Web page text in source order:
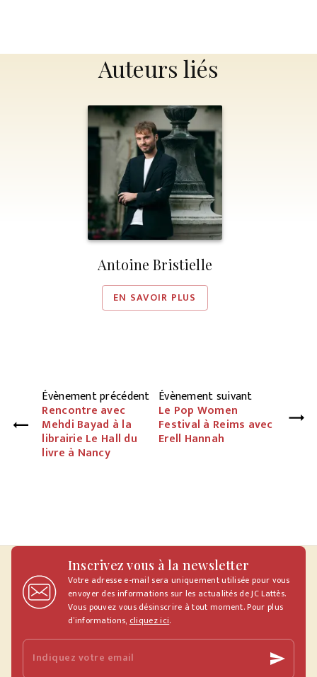
Auteurs liés
Antoine Bristielle
EN SAVOIR PLUS
Évènement précédent
Rencontre avec
Mehdi Bayad à la
librairie Le Hall du
livre à Nancy
Évènement suivant
Le Pop Women
Festival à Reims avec
Erell Hannah
Inscrivez vous à la newsletter
Votre adresse e-mail sera uniquement utilisée pour vous
envoyer des informations sur les actualités de JC Lattès.
Vous pouvez vous désinscrire à tout moment. Pour plus
d’informations, cliquez ici.
Indiquez votre email send